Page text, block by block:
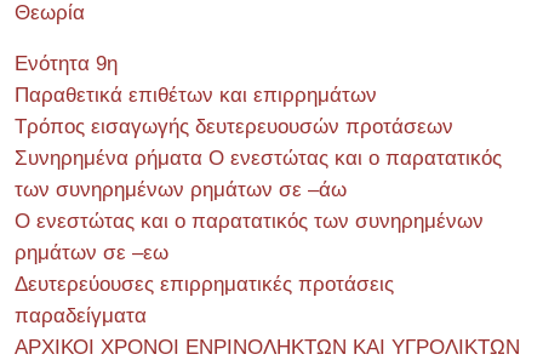
Θεωρία
Ενότητα 9η
Παραθετικά επιθέτων και επιρρημάτων
Τρόπος εισαγωγής δευτερευουσών προτάσεων
Συνηρημένα ρήματα Ο ενεστώτας και ο παρατατικός
των συνηρημένων ρημάτων σε –άω
Ο ενεστώτας και ο παρατατικός των συνηρημένων
ρημάτων σε –εω
Δευτερεύουσες επιρρηματικές προτάσεις
παραδείγματα
ΑΡΧΙΚΟΙ ΧΡΟΝΟΙ ΕΝΡΙΝΟΛΗΚΤΩΝ ΚΑΙ ΥΓΡΟΛΙΚΤΩΝ